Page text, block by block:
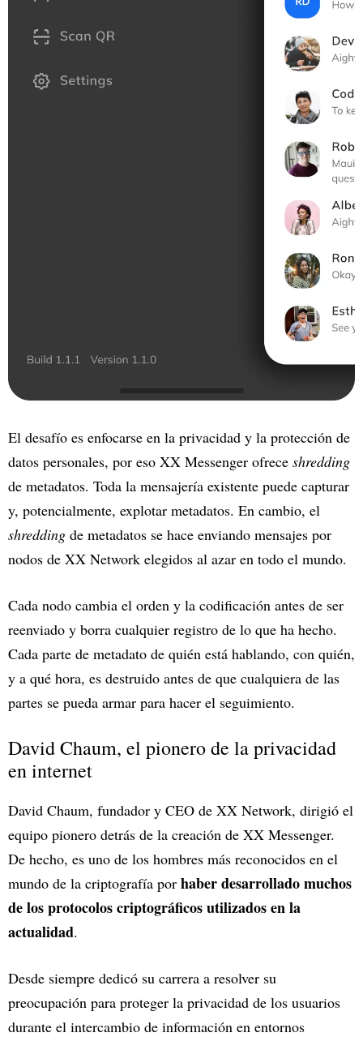
El desafío es enfocarse en la privacidad y la protección de
datos personales, por eso XX Messenger ofrece shredding
de metadatos. Toda la mensajería existente puede capturar
y, potencialmente, explotar metadatos. En cambio, el
shredding de metadatos se hace enviando mensajes por
nodos de XX Network elegidos al azar en todo el mundo.
Cada nodo cambia el orden y la codificación antes de ser
reenviado y borra cualquier registro de lo que ha hecho.
Cada parte de metadato de quién está hablando, con quién,
y a qué hora, es destruido antes de que cualquiera de las
partes se pueda armar para hacer el seguimiento.
David Chaum, el pionero de la privacidad
en internet
David Chaum, fundador y CEO de XX Network, dirigió el
equipo pionero detrás de la creación de XX Messenger.
De hecho, es uno de los hombres más reconocidos en el
mundo de la criptografía por haber desarrollado muchos
de los protocolos criptográficos utilizados en la
actualidad.
Desde siempre dedicó su carrera a resolver su
preocupación para proteger la privacidad de los usuarios
durante el intercambio de información en entornos